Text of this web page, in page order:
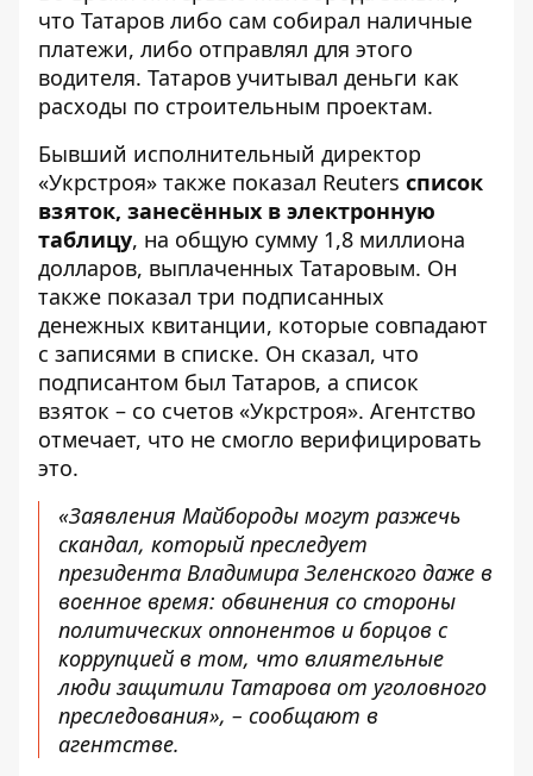
что Татаров либо сам собирал наличные
платежи, либо отправлял для этого
водителя. Татаров учитывал деньги как
расходы по строительным проектам.
Бывший исполнительный директор
«Укрстроя» также показал Reuters список
взяток, занесённых в электронную
таблицу, на общую сумму 1,8 миллиона
долларов, выплаченных Татаровым. Он
также показал три подписанных
денежных квитанции, которые совпадают
с записями в списке. Он сказал, что
подписантом был Татаров, а список
взяток – со счетов «Укрстроя». Агентство
отмечает, что не смогло верифицировать
это.
«Заявления Майбороды могут разжечь
скандал, который преследует
президента Владимира Зеленского даже в
военное время: обвинения со стороны
политических оппонентов и борцов с
коррупцией в том, что влиятельные
люди защитили Татарова от уголовного
преследования», – сообщают в
агентстве.